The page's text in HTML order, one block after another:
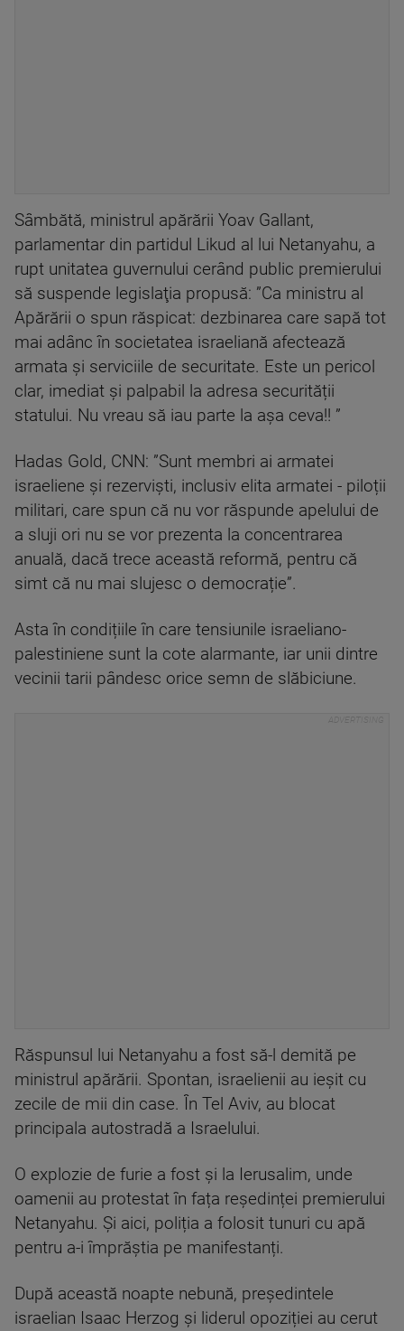
Sâmbătă, ministrul apărării Yoav Gallant,
parlamentar din partidul Likud al lui Netanyahu, a
rupt unitatea guvernului cerând public premierului
să suspende legislaţia propusă: ”Ca ministru al
Apărării o spun răspicat: dezbinarea care sapă tot
mai adânc în societatea israeliană afectează
armata și serviciile de securitate. Este un pericol
clar, imediat și palpabil la adresa securității
statului. Nu vreau să iau parte la așa ceva!! ”
Hadas Gold, CNN: ”Sunt membri ai armatei
israeliene și rezerviști, inclusiv elita armatei - piloții
militari, care spun că nu vor răspunde apelului de
a sluji ori nu se vor prezenta la concentrarea
anuală, dacă trece această reformă, pentru că
simt că nu mai slujesc o democrație”.
Asta în condițiile în care tensiunile israeliano-
palestiniene sunt la cote alarmante, iar unii dintre
vecinii tarii pândesc orice semn de slăbiciune.
Răspunsul lui Netanyahu a fost să-l demită pe
ministrul apărării. Spontan, israelienii au ieșit cu
zecile de mii din case. În Tel Aviv, au blocat
principala autostradă a Israelului.
O explozie de furie a fost și la Ierusalim, unde
oamenii au protestat în fața reședinței premierului
Netanyahu. Și aici, poliția a folosit tunuri cu apă
pentru a-i împrăștia pe manifestanți.
După această noapte nebună, preşedintele
israelian Isaac Herzog și liderul opoziției au cerut